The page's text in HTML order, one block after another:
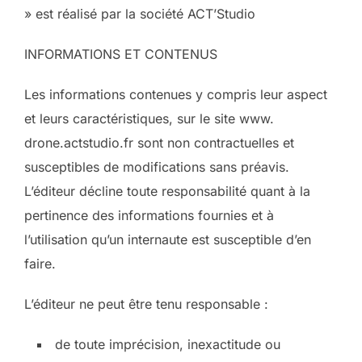
» est réalisé par la société ACT’Studio
INFORMATIONS ET CONTENUS
Les informations contenues y compris leur aspect
et leurs caractéristiques, sur le site www.
drone.actstudio.fr sont non contractuelles et
susceptibles de modifications sans préavis.
L’éditeur décline toute responsabilité quant à la
pertinence des informations fournies et à
l’utilisation qu’un internaute est susceptible d’en
faire.
L’éditeur ne peut être tenu responsable :
de toute imprécision, inexactitude ou